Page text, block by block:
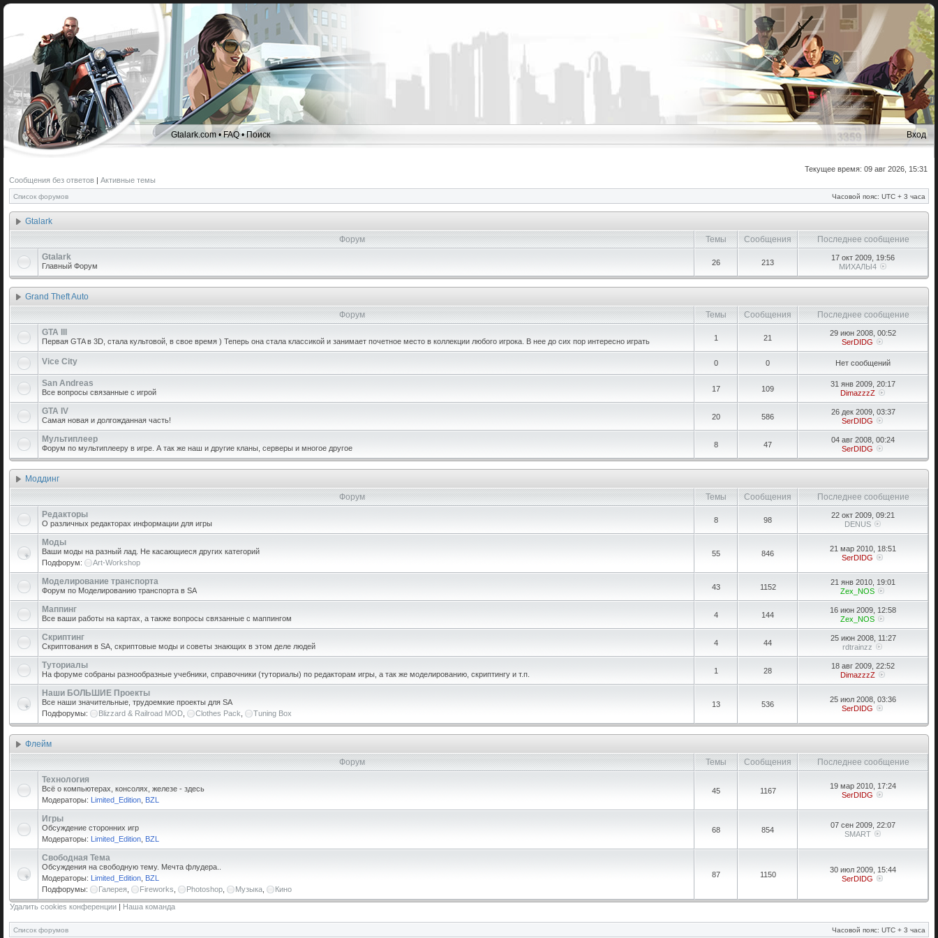
Gtalark.com •FAQ•Поиск Вход
Текущее время: 09 авг 2026, 15:31
Сообщения без ответов | Активные темы
Список форумов Часовой пояс: UTC + 3 часа
Gtalark
Форум
Темы Сообщения
Последнее сообщение
Gtalark
Главный Форум 26 213
17 окт 2009, 19:56
МИХАЛЫ4
Grand Theft Auto
Форум
Темы Сообщения
Последнее сообщение
GTA III
Первая GTA в 3D, стала культовой, в свое время ) Теперь она стала классикой и занимает почетное место в коллекции любого игрока. В нее до сих пор интересно играть 1 21
29 июн 2008, 00:52
SerDIDG
Vice City 0 0 Нет сообщений
San Andreas
Все вопросы связанные с игрой 17 109
31 янв 2009, 20:17
DimazzzZ
GTA IV
Самая новая и долгожданная часть! 20 586
26 дек 2009, 03:37
SerDIDG
Мультиплеер
Форум по мультиплееру в игре. А так же наш и другие кланы, серверы и многое другое 8 47
04 авг 2008, 00:24
SerDIDG
Моддинг
Форум
Темы Сообщения
Последнее сообщение
Редакторы
О различных редакторах информации для игры 8 98
22 окт 2009, 09:21
DENUS
Моды
Ваши моды на разный лад. Не касающиеся других категорий
Подфорум:
Art-Workshop
55 846
21 мар 2010, 18:51
SerDIDG
Моделирование транспорта
Форум по Моделированию транспорта в SA 43 1152
21 янв 2010, 19:01
Zex_NOS
Маппинг
Все ваши работы на картах, а также вопросы связанные с маппингом 4 144
16 июн 2009, 12:58
Zex_NOS
Скриптинг
Скриптования в SA, скриптовые моды и советы знающих в этом деле людей 4 44
25 июн 2008, 11:27
rdtrainzz
Туториалы
На форуме собраны разнообразные учебники, справочники (туториалы) по редакторам игры, а так же моделированию, скриптингу и т.п. 1 28
18 авг 2009, 22:52
DimazzzZ
Наши БОЛЬШИЕ Проекты
Все наши значительные, трудоемкие проекты для SA
Подфорумы:
Blizzard & Railroad MOD Clothes Pack Tuning Box
13 536
25 июл 2008, 03:36
SerDIDG
Флейм
Форум
Темы Сообщения
Последнее сообщение
Технология
Всё о компьютерах, консолях, железе - здесь
Модераторы: Limited_Edition BZL
45 1167
19 мар 2010, 17:24
SerDIDG
Игры
Обсуждение сторонних игр
Модераторы: Limited_Edition BZL
68 854
07 сен 2009, 22:07
SMART
Свободная Тема
Обсуждения на свободную тему. Мечта флудера..
Модераторы: Limited_Edition BZL
Подфорумы:
Галерея Fireworks Photoshop Музыка Кино
87 1150
30 июл 2009, 15:44
SerDIDG
Удалить cookies конференции | Наша команда
Список форумов Часовой пояс: UTC + 3 часа